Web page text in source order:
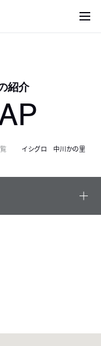
サイ
紹介
イシグロ 中川かの里